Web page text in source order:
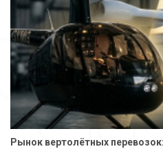
Рынок вертолётных